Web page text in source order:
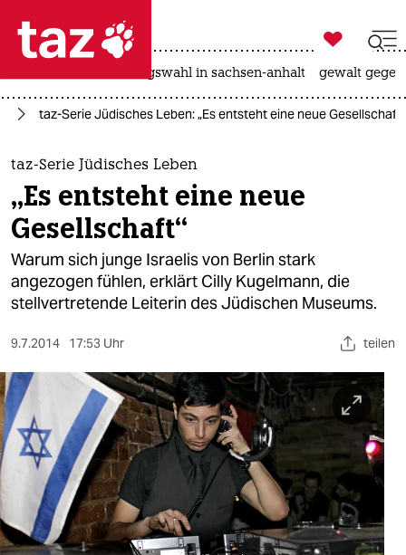
 taz zahl ich
taz zahl ich
themen
politik
öko
gesellschaft
sport
berlin
nord
wahrheit
verlag

taz zahl ich
landtagswahl in sachsen-anhalt gewalt
taz-Serie Jüdisches Leben: „Es entsteht eine neue Gesellschaft“
taz-Serie Jüdisches Leben
„Es entsteht eine neue
Gesellschaft“
Warum sich junge Israelis von Berlin stark
angezogen fühlen, erklärt Cilly Kugelmann, die
stellvertretende Leiterin des Jüdischen Museums.
9.7.2014 17:53 Uhr teilen